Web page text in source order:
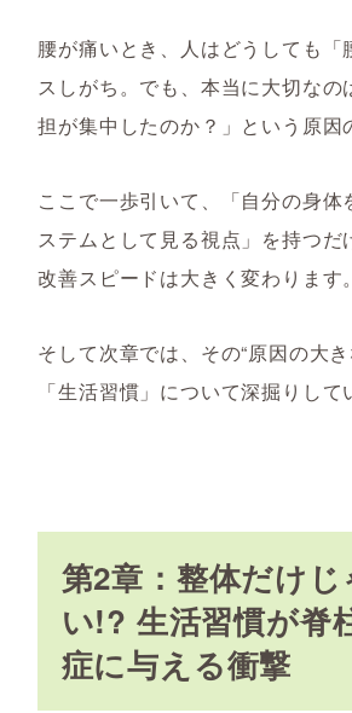
腰が痛いとき、人はどうしても「
スしがち。でも、本当に大切なの
担が集中したのか？」という原因
ここで一歩引いて、「自分の身体
ステムとして見る視点」を持つだ
改善スピードは大きく変わります。
そして次章では、その“原因の大
「生活習慣」について深掘りして
第2章：整体だけ
い!? 生活習慣が脊
症に与える衝撃